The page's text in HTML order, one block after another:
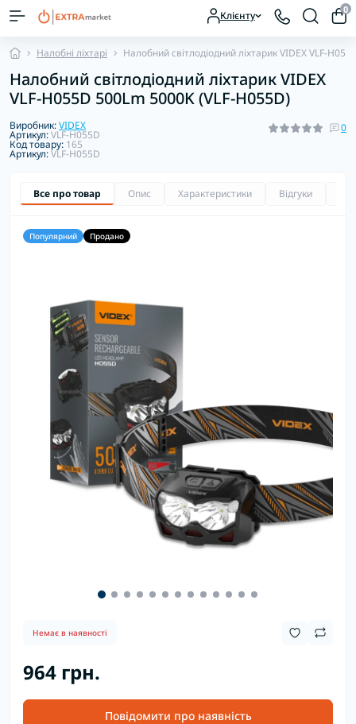
Клієнту 0
Налобні ліхтарі Налобний світлодіодний ліхтарик VIDEX VLF-
Налобний світлодіодний ліхтарик VIDEX
VLF-H055D 500Lm 5000K (VLF-H055D)
Виробник:VIDEX
Артикул:VLF-H055D
Код товару: 165
Артикул:VLF-H055D
0
Все про товар Опис Характеристики Відгуки
Популярний Продано
Немає в наявності
964 грн.
Повідомити про наявність